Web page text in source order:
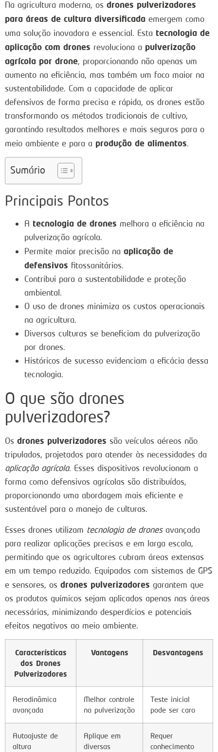
Na agricultura moderna, os drones pulverizadores
para áreas de cultura diversificada emergem como
uma solução inovadora e essencial. Esta tecnologia de
aplicação com drones revoluciona a pulverização
agrícola por drone, proporcionando não apenas um
aumento na eficiência, mas também um foco maior na
sustentabilidade. Com a capacidade de aplicar
defensivos de forma precisa e rápida, os drones estão
transformando os métodos tradicionais de cultivo,
garantindo resultados melhores e mais seguros para o
meio ambiente e para a produção de alimentos.
Sumário
Principais Pontos
A tecnologia de drones melhora a eficiência na
pulverização agrícola.
Permite maior precisão na aplicação de
defensivos fitossanitários.
Contribui para a sustentabilidade e proteção
ambiental.
O uso de drones minimiza os custos operacionais
na agricultura.
Diversas culturas se beneficiam da pulverização
por drones.
Históricos de sucesso evidenciam a eficácia dessa
tecnologia.
O que são drones
pulverizadores?
Os drones pulverizadores são veículos aéreos não
tripulados, projetados para atender às necessidades da
aplicação agrícola. Esses dispositivos revolucionam a
forma como defensivos agrícolas são distribuídos,
proporcionando uma abordagem mais eficiente e
sustentável para o manejo de culturas.
Esses drones utilizam tecnologia de dronesavançada
para realizar aplicações precisas e em larga escala,
permitindo que os agricultores cubram áreas extensas
em um tempo reduzido. Equipados com sistemas de GPS
e sensores, os drones pulverizadores garantem que
os produtos químicos sejam aplicados apenas nas áreas
necessárias, minimizando desperdícios e potenciais
efeitos negativos ao meio ambiente.
Características
dos Drones
Pulverizadores
Vantagens Desvantagens
Aerodinâmica
avançada
Melhor controle
na pulverização
Teste inicial
pode ser caro
Autoajuste de
altura
Aplique em
diversas
Requer
conhecimento